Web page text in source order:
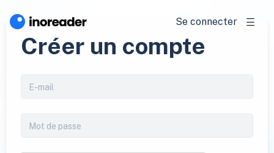
Se connecter
Créer un compte